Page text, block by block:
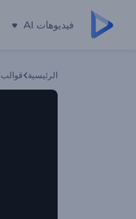
فيديوهات AI
الرئيسية قوالب